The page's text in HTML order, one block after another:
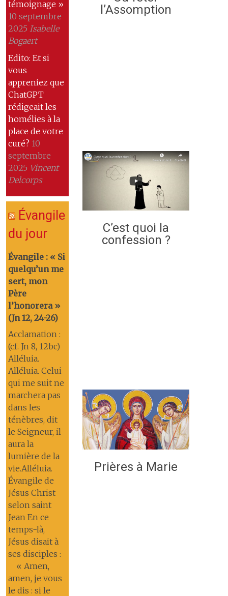
témoignage »
10 septembre
2025 Isabelle
Bogaert
Edito: Et si
vous
appreniez que
ChatGPT
rédigeait les
homélies à la
place de votre
curé? 10
septembre
2025 Vincent
Delcorps
Évangile
du jour
Évangile : « Si
quelqu’un me
sert, mon
Père
l’honorera »
(Jn 12, 24-26)
Acclamation :
(cf. Jn 8, 12bc)
Alléluia.
Alléluia. Celui
qui me suit ne
marchera pas
dans les
ténèbres, dit
le Seigneur, il
aura la
lumière de la
vie.Alléluia.
Évangile de
Jésus Christ
selon saint
Jean En ce
temps-là,
Jésus disait à
ses disciples :
« Amen,
amen, je vous
le dis : si le
l’Assomption
C’est quoi la
confession ?
Prières à Marie